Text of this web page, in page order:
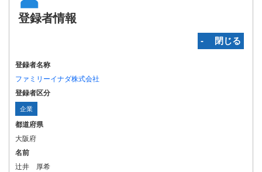
登録者情報
‐ 閉じる
登録者名称
ファミリーイナダ株式会社
登録者区分
企業
都道府県
大阪府
名前
辻井 厚希